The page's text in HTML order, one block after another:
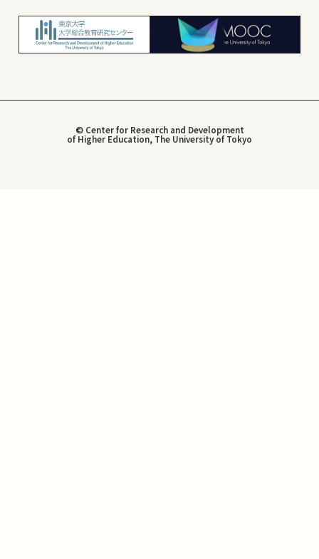
© Center for Research and Development
of Higher Education, The University of Tokyo